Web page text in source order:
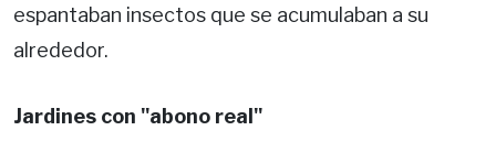
espantaban insectos que se acumulaban a su
alrededor.
Jardines con "abono real"